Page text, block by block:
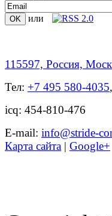
или
115597, Россия,
Тел: +7 495 580-4035,
icq: 454-810-476
Е-mail: info@stride-
Карта сайта | Google+